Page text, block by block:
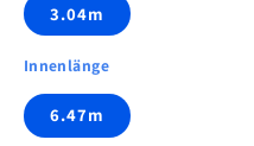
3.04m
Innenlänge
6.47m